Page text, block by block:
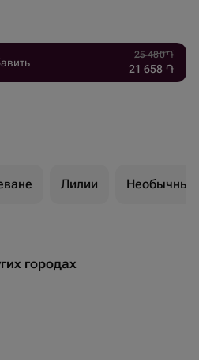
25 480֏
21 658 ֏
Лилии Необычные
городах